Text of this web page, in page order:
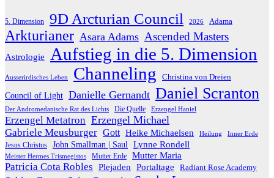
5. Dimension 9D Arcturian Council 2026 Adama
Arkturianer Asara Adams Ascended Masters
Astrologie Aufstieg in die 5. Dimension
Ausserirdisches Leben Channeling Christina von Dreien
Council of Light Danielle Gernandt Daniel Scranton
Der Andromedanische Rat des Lichts Die Quelle Erzengel Haniel
Erzengel Metatron Erzengel Michael
Gabriele Meusburger Gott Heike Michaelsen Heilung Inner Erde
Jesus Christus John Smallman | Saul Lynne Rondell
Meister Hermes Trismegistos Mutter Erde Mutter Maria
Patricia Cota Robles Plejaden Portaltage Radiant Rose Academy